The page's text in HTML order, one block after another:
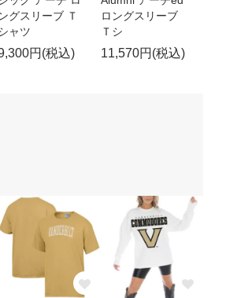
ングスリーブ Ｔ
ャツ
円(税込)
ロングスリーブ
Ｔシ
11,570円(税込)